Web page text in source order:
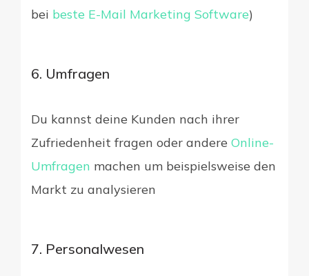
bei beste E-Mail Marketing Software)
6. Umfragen
Du kannst deine Kunden nach ihrer
Zufriedenheit fragen oder andere Online-
Umfragen machen um beispielsweise den
Markt zu analysieren
7. Personalwesen